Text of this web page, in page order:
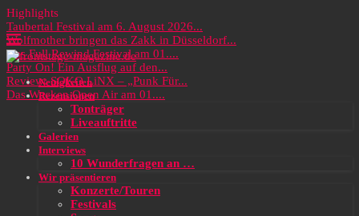
Highlights
Taubertal Festival am 6. August 2026...
Wolfmother bringen das Zakk in Düsseldorf...
Das Full Rewind Festival am 01....
Party On! Ein Ausflug auf den...
Review: SOKO LiNX – „Punk Für...
Das Wacken Open Air am 01....
Neuigkeiten
Rezensionen
Tonträger
Liveauftritte
Galerien
Interviews
10 Wunderfragen an …
Wir präsentieren
Konzerte/Touren
Festivals